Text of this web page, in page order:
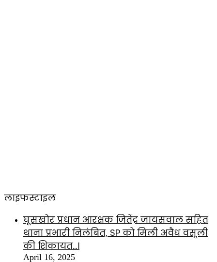
लाइफस्टाइल
घूसखोर प्रधान आरक्षक जितेंद्र जायसवाल सहित
थाना प्रभारी निलंबित, SP को मिली अवैध वसूली
की शिकायत…।
April 16, 2025